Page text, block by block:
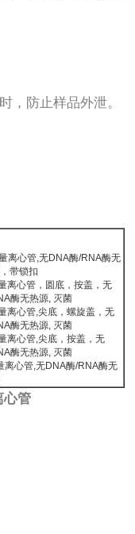
，防止样品外泄。
离心管,无DNA酶/RNA酶无
带锁扣
离心管，圆底，按盖，无
酶无热源, 灭菌
离心管,尖底，螺旋盖，无
酶无热源, 灭菌
离心管,尖底，按盖，无
酶无热源, 灭菌
离心管,无DNA酶/RNA酶无
心管